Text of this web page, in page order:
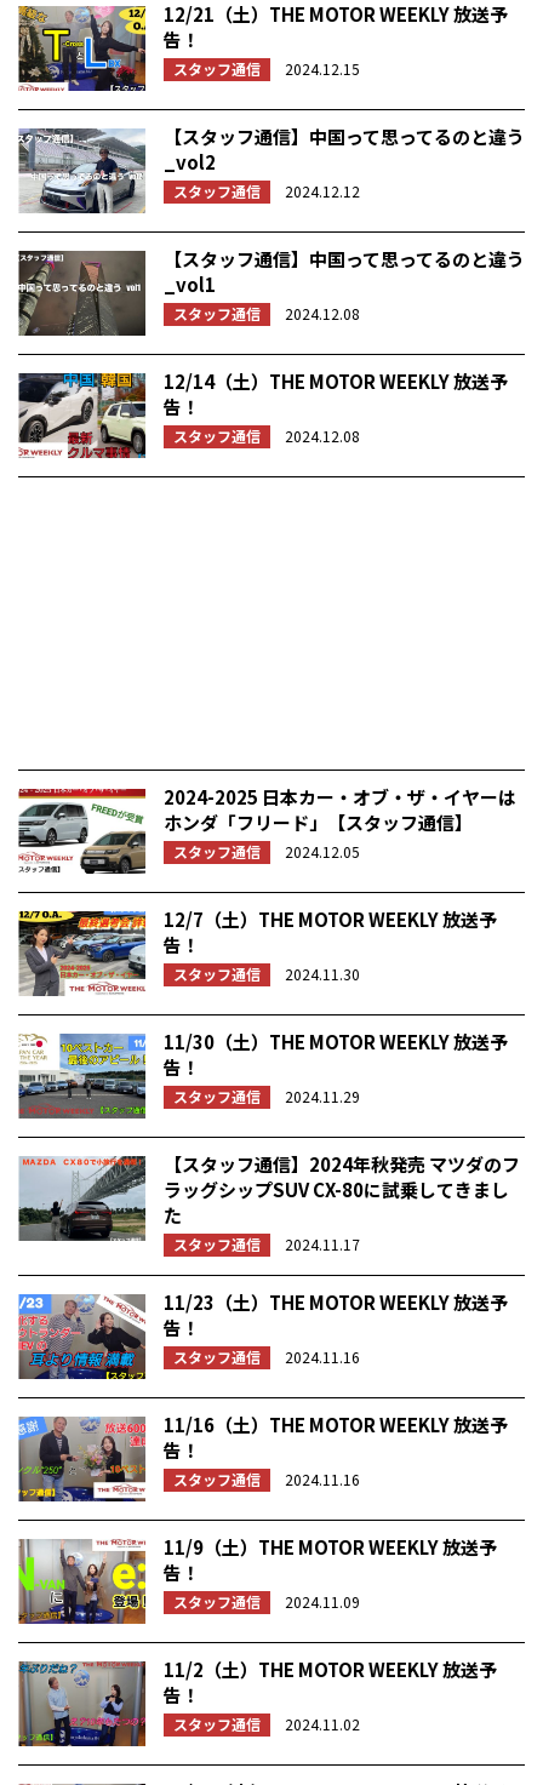
12/21（土）THE MOTOR WEEKLY 放送予
告！
スタッフ通信 2024.12.15
【スタッフ通信】中国って思ってるのと違う
_vol2
スタッフ通信 2024.12.12
【スタッフ通信】中国って思ってるのと違う
_vol1
スタッフ通信 2024.12.08
12/14（土）THE MOTOR WEEKLY 放送予
告！
スタッフ通信 2024.12.08
2024-2025 日本カー・オブ・ザ・イヤーは
ホンダ「フリード」【スタッフ通信】
スタッフ通信 2024.12.05
12/7（土）THE MOTOR WEEKLY 放送予
告！
スタッフ通信 2024.11.30
11/30（土）THE MOTOR WEEKLY 放送予
告！
スタッフ通信 2024.11.29
【スタッフ通信】2024年秋発売 マツダのフ
ラッグシップSUV CX-80に試乗してきまし
た
スタッフ通信 2024.11.17
11/23（土）THE MOTOR WEEKLY 放送予
告！
スタッフ通信 2024.11.16
11/16（土）THE MOTOR WEEKLY 放送予
告！
スタッフ通信 2024.11.16
11/9（土）THE MOTOR WEEKLY 放送予
告！
スタッフ通信 2024.11.09
11/2（土）THE MOTOR WEEKLY 放送予
告！
スタッフ通信 2024.11.02